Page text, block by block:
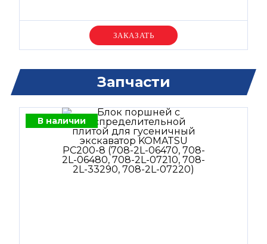
Уточняйте цену
Запчасти
В наличии